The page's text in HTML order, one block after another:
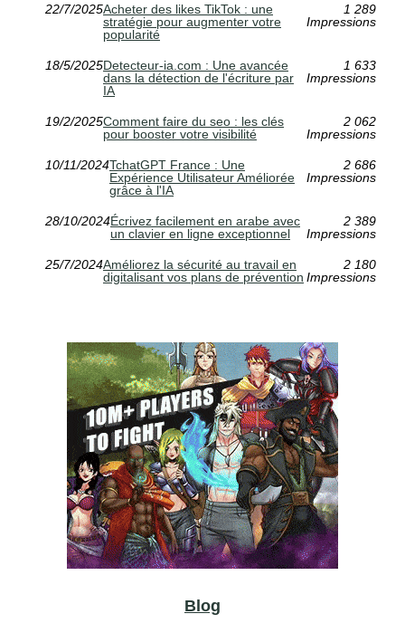
22/7/2025Acheter des likes TikTok : une
stratégie pour augmenter votre
popularité
1 289
Impressions
18/5/2025Detecteur-ia.com : Une avancée
dans la détection de l'écriture par
IA
1 633
Impressions
19/2/2025Comment faire du seo : les clés
pour booster votre visibilité
2 062
Impressions
10/11/2024TchatGPT France : Une
Expérience Utilisateur Améliorée
grâce à l'IA
2 686
Impressions
28/10/2024Écrivez facilement en arabe avec
un clavier en ligne exceptionnel
2 389
Impressions
25/7/2024Améliorez la sécurité au travail en
digitalisant vos plans de prévention
2 180
Impressions
Blog